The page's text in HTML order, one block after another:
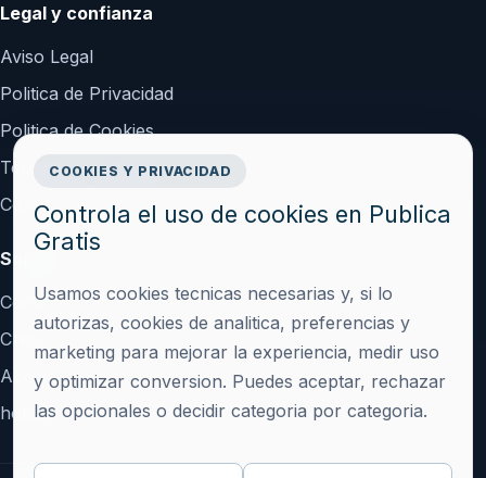
Legal y confianza
Aviso Legal
Politica de Privacidad
Politica de Cookies
Terminos y Condiciones
Configurar cookies
Soporte
Contacto
Crear cuenta
Acceder
hola@publicagratis.es
COOKIES Y PRIVACIDAD
Controla el uso de cookies en Publica
Gratis
Usamos cookies tecnicas necesarias y, si lo
autorizas, cookies de analitica, preferencias y
marketing para mejorar la experiencia, medir uso
y optimizar conversion. Puedes aceptar, rechazar
las opcionales o decidir categoria por categoria.